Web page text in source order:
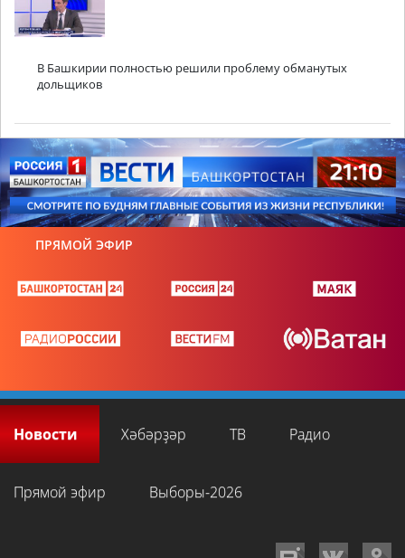
​В Башкирии полностью решили проблему обманутых
дольщиков
ПРЯМОЙ ЭФИР
Новости Хәбәрҙәр ТВ Радио
Прямой эфир Выборы-2026